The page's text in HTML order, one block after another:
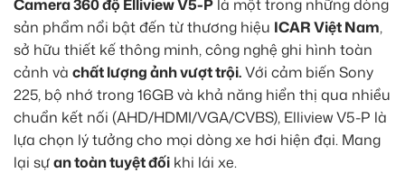
Camera 360 độ Elliview V5-P là một trong những dòng
sản phẩm nổi bật đến từ thương hiệu ICAR Việt Nam,
sở hữu thiết kế thông minh, công nghệ ghi hình toàn
cảnh và chất lượng ảnh vượt trội.Với cảm biến Sony
225, bộ nhớ trong 16GB và khả năng hiển thị qua nhiều
chuẩn kết nối (AHD/HDMI/VGA/CVBS), Elliview V5-P là
lựa chọn lý tưởng cho mọi dòng xe hơi hiện đại. Mang
lại sựan toàn tuyệt đối khi lái xe.